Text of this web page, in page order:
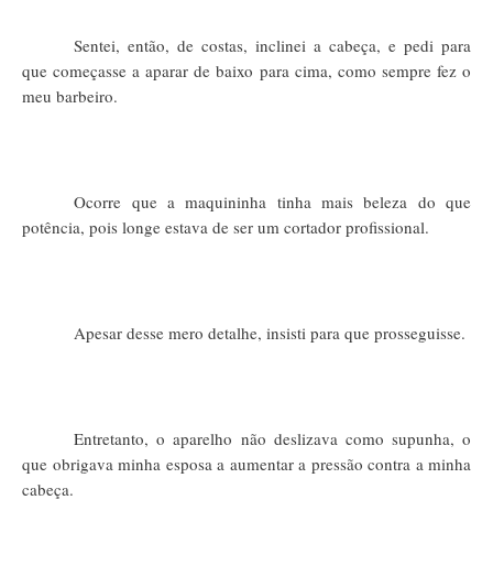
Sentei, então, de costas, inclinei a cabeça, e pedi para
que começasse a aparar de baixo para cima, como sempre fez o
meu barbeiro.
Ocorre que a maquininha tinha mais beleza do que
potência, pois longe estava de ser um cortador profissional.
Apesar desse mero detalhe, insisti para que prosseguisse.
Entretanto, o aparelho não deslizava como supunha, o
que obrigava minha esposa a aumentar a pressão contra a minha
cabeça.